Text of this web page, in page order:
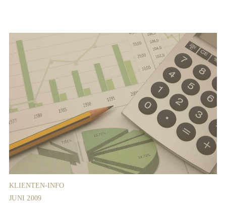
KLIENTEN-INFO
JUNI 2009